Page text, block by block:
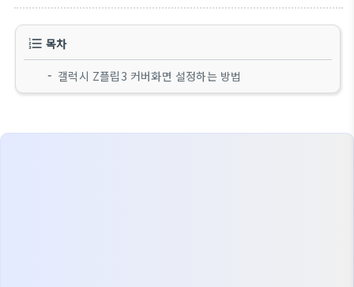
목차
갤럭시 Z플립3 커버화면 설정하는 방법